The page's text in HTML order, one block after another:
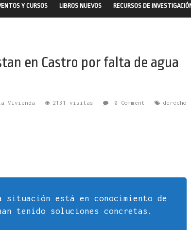
Y CURSOS LIBROS NUEVOS RECURSOS DE
en Castro por falta de agua
Vivienda 2131 visitas 0 Comment derecho
situación está en conocimiento de
tenido soluciones concretas.